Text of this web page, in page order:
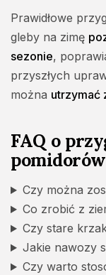
Prawidłowe
gleby na zimę
sezonie,
przyszłych
można utrzymać
FAQ o
Czy można
Co zrobić z
Czy stare
Jakie nawozy
Czy warto